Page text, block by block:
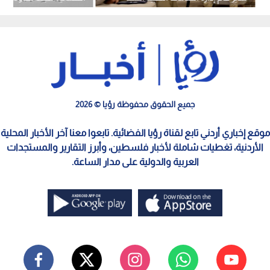
إحدى واجهاتها الحدودية
جميع الحقوق محفوظة رؤيا © 2026
موقع إخباري أردني تابع لقناة رؤيا الفضائية. تابعوا معنا آخر الأخبار المحلية
الأردنية، تغطيات شاملة لأخبار فلسطين، وأبرز التقارير والمستجدات
العربية والدولية على مدار الساعة.